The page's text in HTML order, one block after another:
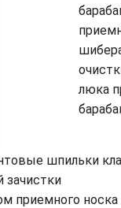
люка
шпильки
зачистки
приемного